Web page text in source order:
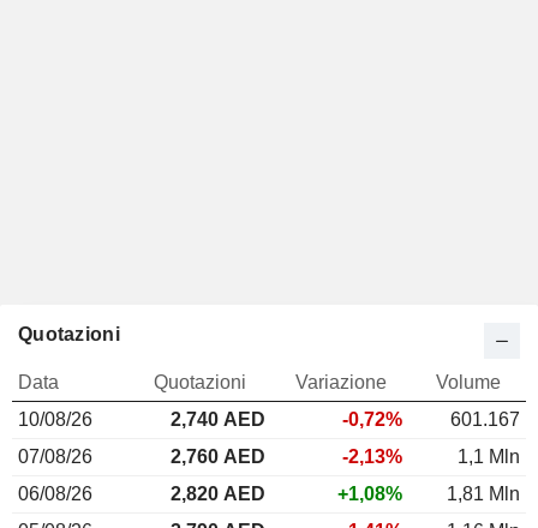
Quotazioni
Data Quotazioni Variazione
Volume
10/08/26
2,740 AED -0,72%
601.167
07/08/26
2,760 AED -2,13%
1,1 Mln
06/08/26
2,820 AED +1,08%
1,81 Mln